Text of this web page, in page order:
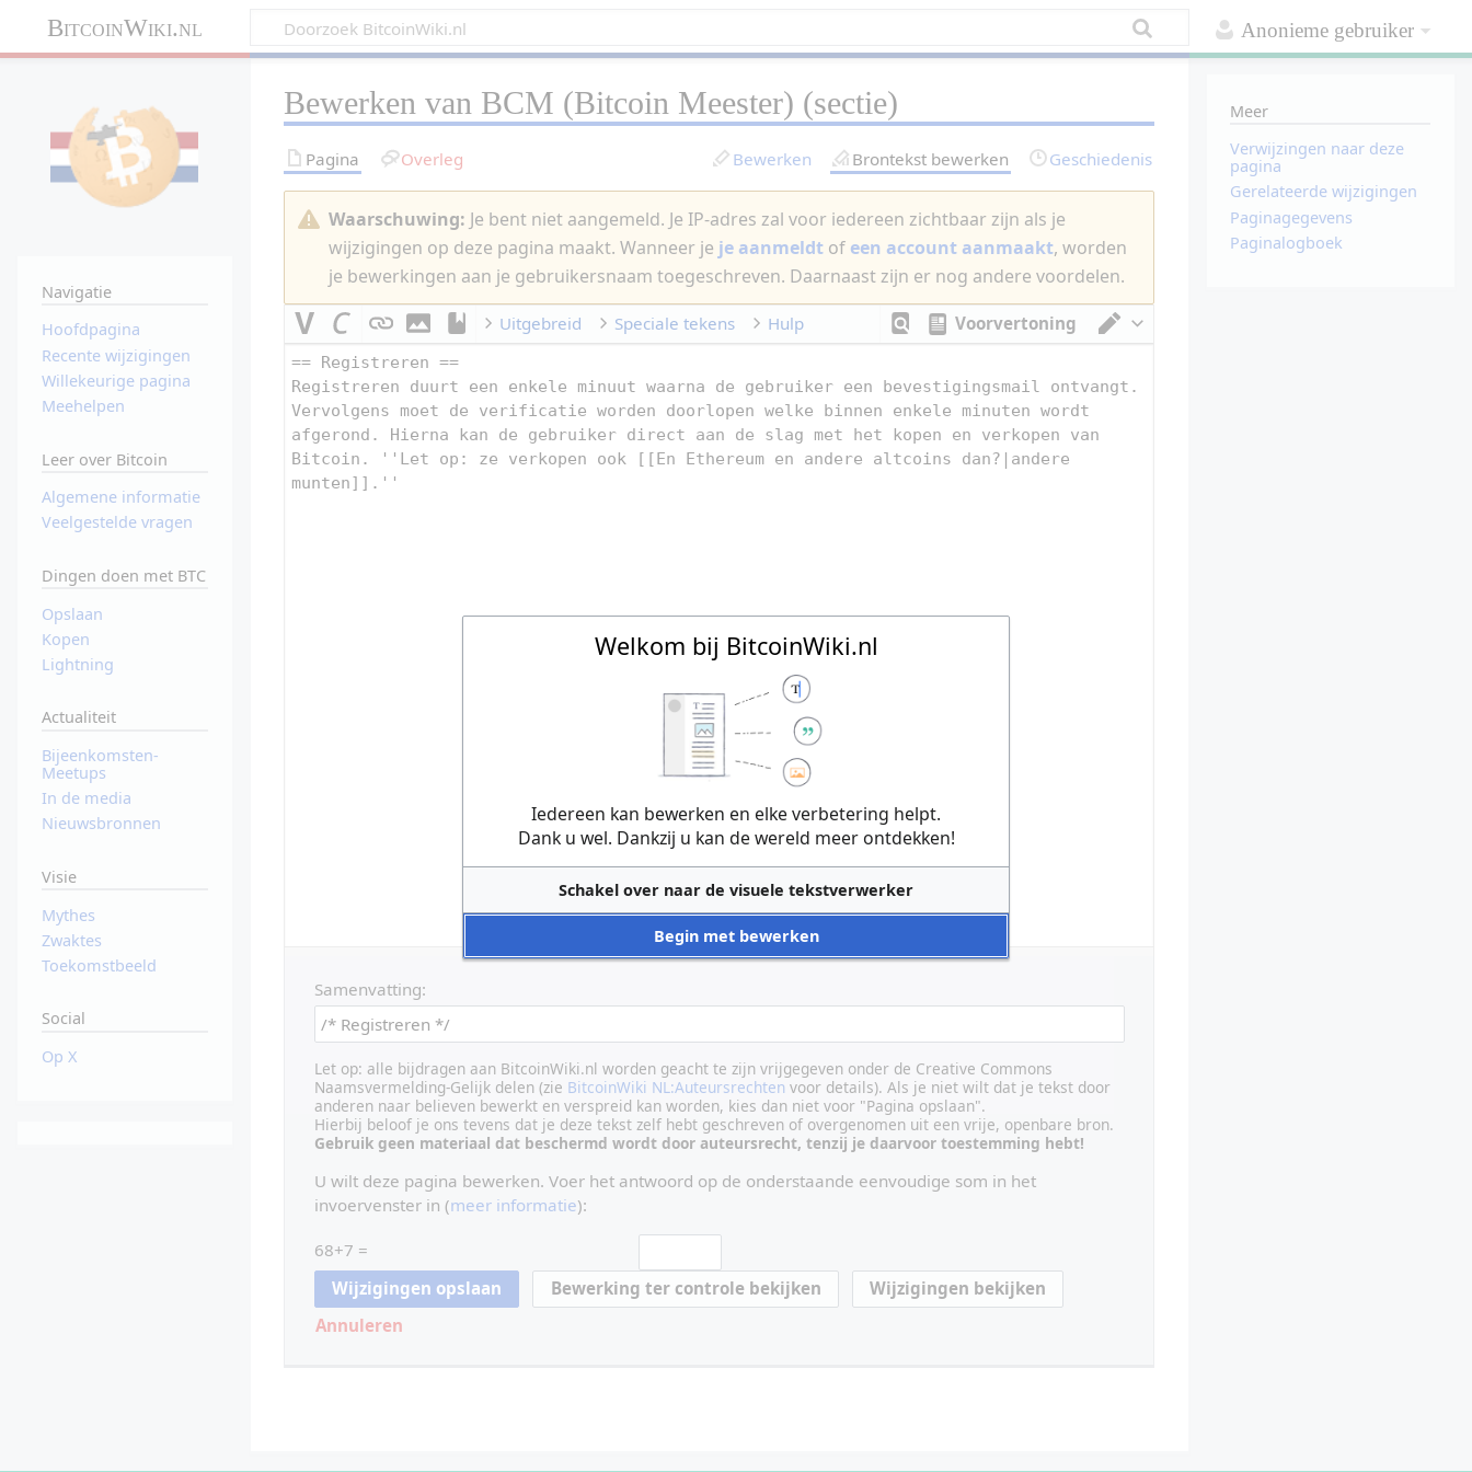
Anonieme gebruiker
BitcoinWiki.nl
Bewerken van BCM (Bitcoin Meester) (sectie)
Pagina Overleg Bewerken Brontekst bewerken Geschiedenis
Waarschuwing: Je bent niet aangemeld. Je IP-adres zal voor iedereen zichtbaar zijn als je
wijzigingen op deze pagina maakt. Wanneer je je aanmeldt of een account aanmaakt, worden
je bewerkingen aan je gebruikersnaam toegeschreven. Daarnaast zijn er nog andere voordelen.
Voorvertoning
Van tekstverwerker omschakelen
Uitgebreid Speciale tekens Hulp
Samenvatting:
Let op: alle bijdragen aan BitcoinWiki.nl worden geacht te zijn vrijgegeven onder de Creative Commons
Naamsvermelding-Gelijk delen (zie BitcoinWiki NL:Auteursrechten voor details). Als je niet wilt dat je tekst door
anderen naar believen bewerkt en verspreid kan worden, kies dan niet voor "Pagina opslaan".
Hierbij beloof je ons tevens dat je deze tekst zelf hebt geschreven of overgenomen uit een vrije, openbare bron.
Gebruik geen materiaal dat beschermd wordt door auteursrecht, tenzij je daarvoor toestemming hebt!
U wilt deze pagina bewerken. Voer het antwoord op de onderstaande eenvoudige som in het
invoervenster in (meer informatie):
68+7 =
Annuleren
Navigatie
Hoofdpagina
Recente wijzigingen
Willekeurige pagina
Meehelpen
Leer over Bitcoin
Algemene informatie
Veelgestelde vragen
Dingen doen met BTC
Opslaan
Kopen
Lightning
Actualiteit
Bijeenkomsten-
Meetups
In de media
Nieuwsbronnen
Visie
Mythes
Zwaktes
Toekomstbeeld
Social
Op X
Meer
Verwijzingen naar deze
pagina
Gerelateerde wijzigingen
Paginagegevens
Paginalogboek
Welkom bij BitcoinWiki.nl
Iedereen kan bewerken en elke verbetering helpt.
Dank u wel. Dankzij u kan de wereld meer ontdekken!
Schakel over naar de visuele tekstverwerker
Begin met bewerken